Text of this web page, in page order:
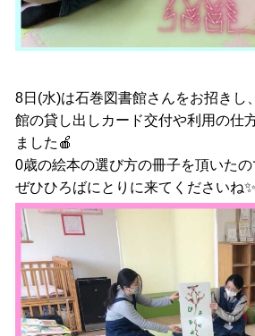
8日(水)は石巻図書館さんをお招きし
館の貸し出しカード交付や利用の仕
ました🍎
0歳の絵本の選び方の冊子を頂いた
ぜひひろばにとりに来てくださいね✨